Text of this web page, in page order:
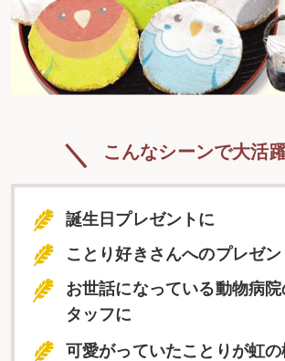
こんなシーンで大活
誕生日プレゼントに
ことり好きさんへのプレゼン
お世話になっている動物病
タッフに
可愛がっていたことりが虹